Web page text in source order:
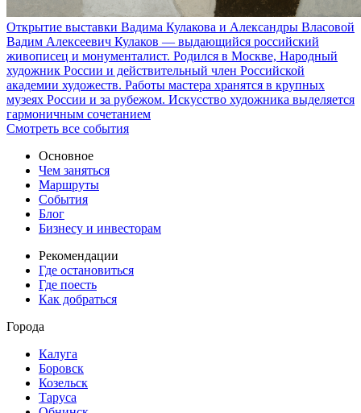
Открытие выставки Вадима Кулакова и Александры Власовой
Вадим Алексеевич Кулаков — выдающийся российский
живописец и монументалист. Родился в Москве, Народный
художник России и действительный член Российской
академии художеств. Работы мастера хранятся в крупных
музеях России и за рубежом. Искусство художника выделяется
гармоничным сочетанием
Смотреть все события
Основное
Чем заняться
Маршруты
События
Блог
Бизнесу и инвесторам
Рекомендации
Где остановиться
Где поесть
Как добраться
Города
Калуга
Боровск
Козельск
Таруса